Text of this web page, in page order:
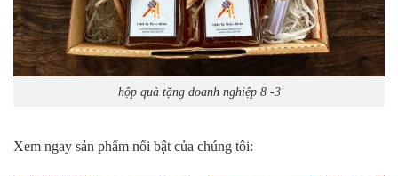
hộp quà tặng doanh nghiệp 8 -3
Xem ngay sản phẩm nổi bật của chúng tôi: